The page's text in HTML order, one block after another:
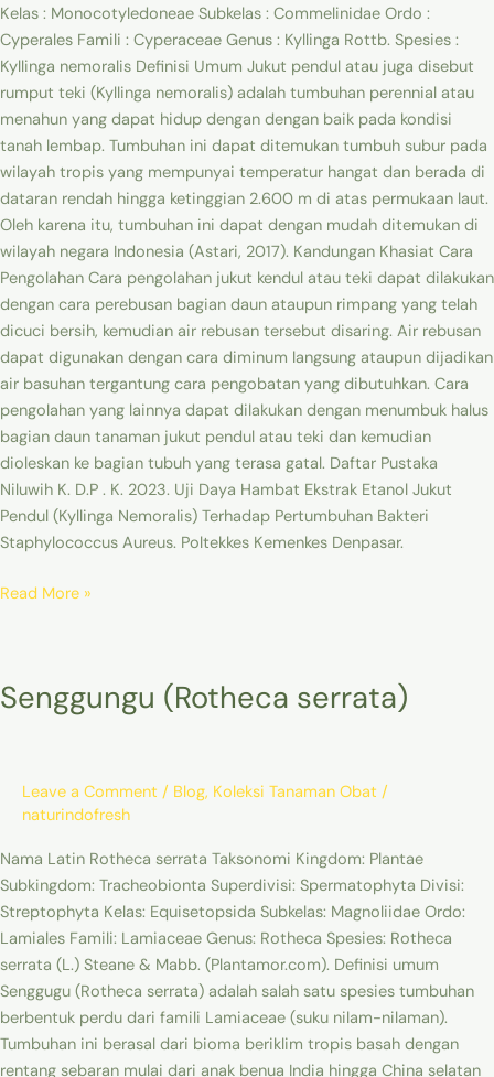
Kelas : Monocotyledoneae Subkelas : Commelinidae Ordo :
Cyperales Famili : Cyperaceae Genus : Kyllinga Rottb. Spesies :
Kyllinga nemoralis Definisi Umum Jukut pendul atau juga disebut
rumput teki (Kyllinga nemoralis) adalah tumbuhan perennial atau
menahun yang dapat hidup dengan dengan baik pada kondisi
tanah lembap. Tumbuhan ini dapat ditemukan tumbuh subur pada
wilayah tropis yang mempunyai temperatur hangat dan berada di
dataran rendah hingga ketinggian 2.600 m di atas permukaan laut.
Oleh karena itu, tumbuhan ini dapat dengan mudah ditemukan di
wilayah negara Indonesia (Astari, 2017). Kandungan Khasiat Cara
Pengolahan Cara pengolahan jukut kendul atau teki dapat dilakukan
dengan cara perebusan bagian daun ataupun rimpang yang telah
dicuci bersih, kemudian air rebusan tersebut disaring. Air rebusan
dapat digunakan dengan cara diminum langsung ataupun dijadikan
air basuhan tergantung cara pengobatan yang dibutuhkan. Cara
pengolahan yang lainnya dapat dilakukan dengan menumbuk halus
bagian daun tanaman jukut pendul atau teki dan kemudian
dioleskan ke bagian tubuh yang terasa gatal. Daftar Pustaka
Niluwih K. D.P . K. 2023. Uji Daya Hambat Ekstrak Etanol Jukut
Pendul (Kyllinga Nemoralis) Terhadap Pertumbuhan Bakteri
Staphylococcus Aureus. Poltekkes Kemenkes Denpasar.
Read More »
Senggungu (Rotheca serrata)
Leave a Comment / Blog, Koleksi Tanaman Obat /
naturindofresh
Nama Latin Rotheca serrata Taksonomi Kingdom: Plantae
Subkingdom: Tracheobionta Superdivisi: Spermatophyta Divisi:
Streptophyta Kelas: Equisetopsida Subkelas: Magnoliidae Ordo:
Lamiales Famili: Lamiaceae Genus: Rotheca Spesies: Rotheca
serrata (L.) Steane & Mabb. (Plantamor.com). Definisi umum
Senggugu (Rotheca serrata) adalah salah satu spesies tumbuhan
berbentuk perdu dari famili Lamiaceae (suku nilam-nilaman).
Tumbuhan ini berasal dari bioma beriklim tropis basah dengan
rentang sebaran mulai dari anak benua India hingga China selatan
(Rotheca
serrata)